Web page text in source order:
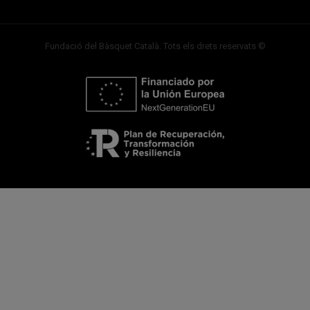
Fundació del Bàsquet Català. Tots els drets reservats ©